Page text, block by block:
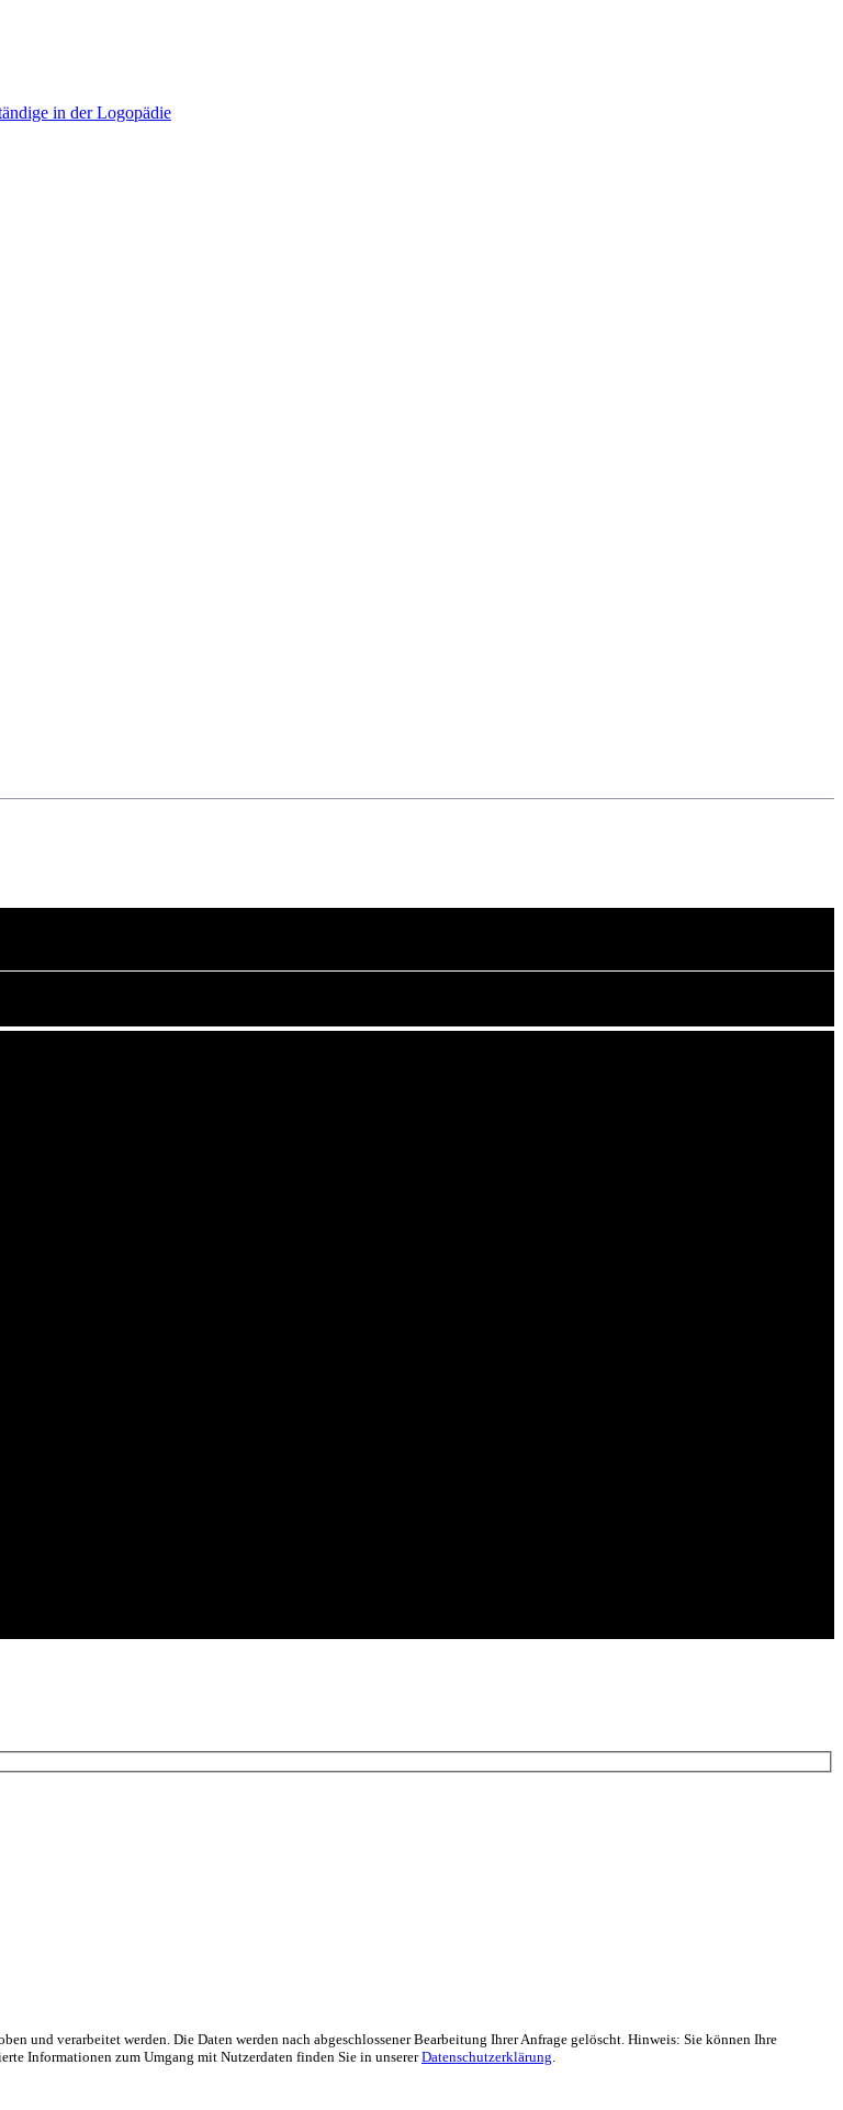
und verarbeitet werden. Die Daten werden nach abgeschlossener Bearbeitung Ihrer Anfrage gelöscht. Hinweis: Sie können Ihre
Informationen zum Umgang mit Nutzerdaten finden Sie in unsererDatenschutzerklärung